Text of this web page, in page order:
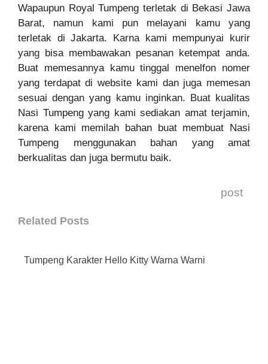
Wapaupun Royal Tumpeng terletak di Bekasi Jawa
Barat, namun kami pun melayani kamu yang
terletak di Jakarta. Karna kami mempunyai kurir
yang bisa membawakan pesanan ketempat anda.
Buat memesannya kamu tinggal menelfon nomer
yang terdapat di website kami dan juga memesan
sesuai dengan yang kamu inginkan. Buat kualitas
Nasi Tumpeng yang kami sediakan amat terjamin,
karena kami memilah bahan buat membuat Nasi
Tumpeng menggunakan bahan yang amat
berkualitas dan juga bermutu baik.
post
Related Posts
Tumpeng Karakter Hello Kitty Warna Warni